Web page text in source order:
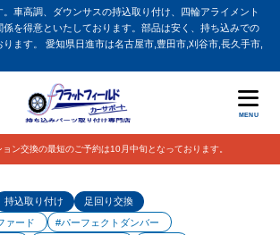
車高調、ダウンサスの持込取り付け、四輪アライメント
を得意といたしております。部品は安く、持ち込みでの
ます。 愛知県日進市は名古屋市,豊田市,刈谷市,長久手市,
MENU
ン交換の最短のご予約は10月中旬となっております。
持込取り付け
足回り交換
ァード
#パーフェクトダンバー